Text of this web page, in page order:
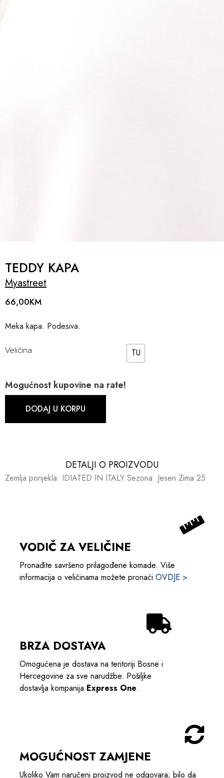
TEDDY KAPA
Myastreet
66,00KM
Meka kapa. Podesiva.
Veličina TU
Mogućnost kupovine na rate!
DODAJ U KORPU
DETALJI O PROIZVODU​​
Zemlja porijekla: IDIATED IN ITALY Sezona: Jesen Zima 25
VODIČ ZA VELIČINE
Pronađite savršeno prilagođene komade. Više
informacija o veličinama možete pronaći OVDJE >
BRZA DOSTAVA
Omogućena je dostava na teritoriji Bosne i
Hercegovine za sve narudžbe. Pošiljke
dostavlja kompanija Express One.
MOGUĆNOST ZAMJENE
Ukoliko Vam naručeni proizvod ne odgovara; bilo da